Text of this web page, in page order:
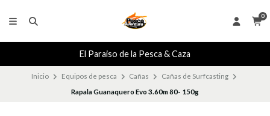
0
El Paraiso de la Pesca & Caza
Inicio Equipos de pesca Cañas
Cañas de Surfcasting
Rapala Guanaquero Evo 3.60m 80- 150g